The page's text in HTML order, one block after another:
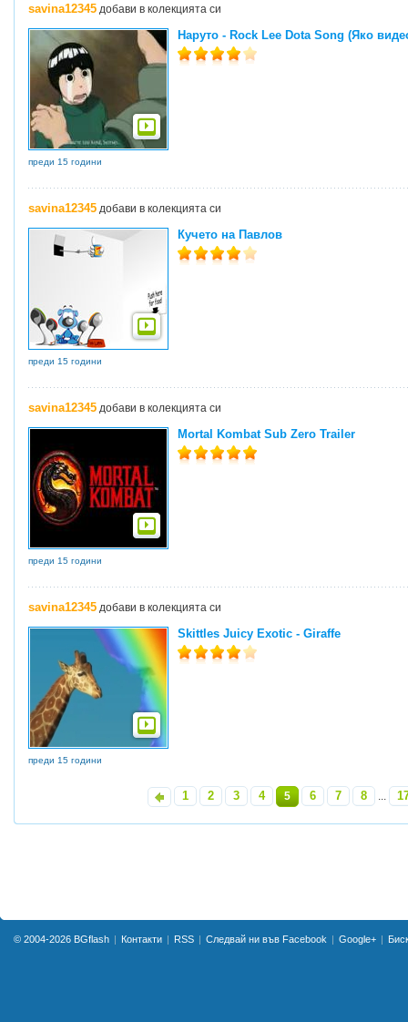
savina12345 добави в колекцията си
Наруто - Rock Lee Dota Song (Яко
преди 15 години
savina12345 добави в колекцията си
Кучето на Павлов
преди 15 години
savina12345 добави в колекцията си
Mortal Kombat Sub Zero Trailer
преди 15 години
savina12345 добави в колекцията си
Skittles Juicy Exotic - Giraffe
преди 15 години
1 2 3 4 5 6 7 8 ...
© 2004-2026 BGflash Контакти RSS Следвай ни във Facebook Google+